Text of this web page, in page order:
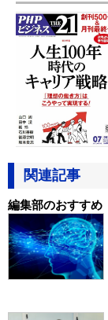
関連記事
編集部のおすすめ